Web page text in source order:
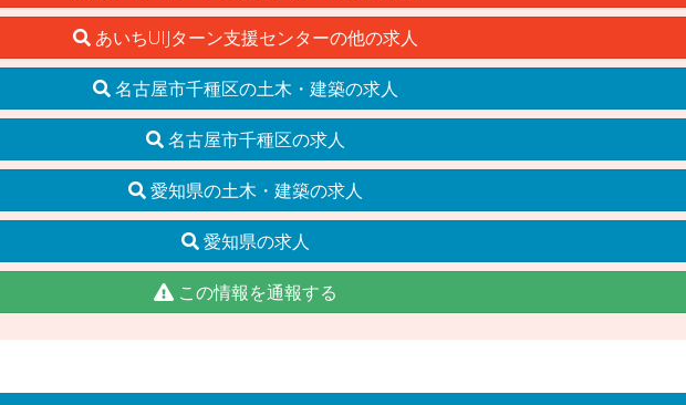
あいちUIJターン支援センターの他の求人
名古屋市千種区の土木・建築の求人
名古屋市千種区の求人
愛知県の土木・建築の求人
愛知県の求人
この情報を通報する